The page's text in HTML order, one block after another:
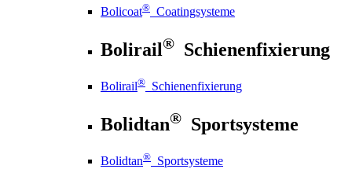
Bolicoat® Coatingsysteme
Bolirail® Schienenfixierung
Bolirail® Schienenfixierung
Bolidtan® Sportsysteme
Bolidtan® Sportsysteme